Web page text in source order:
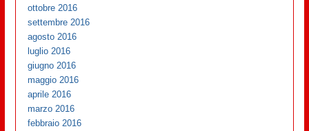
ottobre 2016
settembre 2016
agosto 2016
luglio 2016
giugno 2016
maggio 2016
aprile 2016
marzo 2016
febbraio 2016